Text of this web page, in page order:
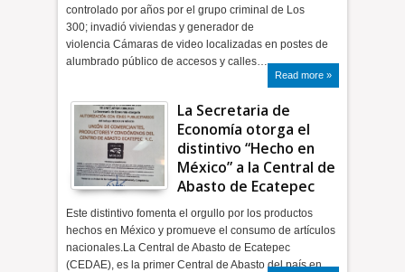
controlado por años por el grupo criminal de Los
300; invadió viviendas y generador de
violencia Cámaras de video localizadas en postes de
alumbrado público de accesos y calles…
Read more »
La Secretaria de
Economía otorga el
distintivo “Hecho en
México” a la Central de
Abasto de Ecatepec
Este distintivo fomenta el orgullo por los productos
hechos en México y promueve el consumo de artículos
nacionales.La Central de Abasto de Ecatepec
(CEDAE), es la primer Central de Abasto del país en…